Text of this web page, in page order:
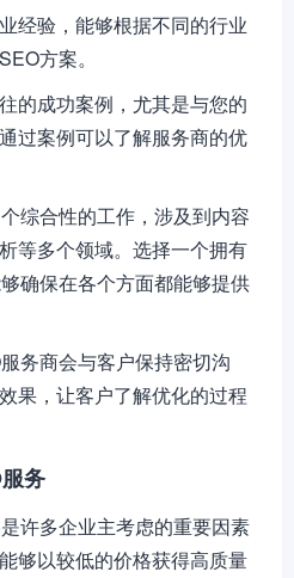
经验，能够根据不同的行业
方案。
的成功案例，尤其是与您的
过案例可以了解服务商的优
综合性的工作，涉及到内容
等多个领域。选择一个拥有
够确保在各个方面都能够提供
务商会与客户保持密切沟
果，让客户了解优化的过程
务
许多企业主考虑的重要因素
够以较低的价格获得高质量